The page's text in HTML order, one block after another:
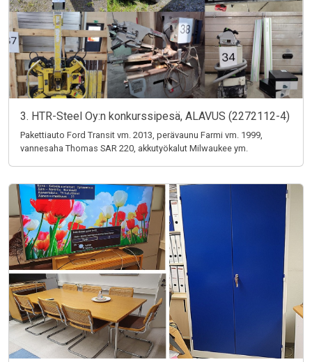
3. HTR-Steel Oy:n konkurssipesä, ALAVUS (2272112-4)
Pakettiauto Ford Transit vm. 2013, perävaunu Farmi vm. 1999,
vannesaha Thomas SAR 220, akkutyökalut Milwaukee ym.